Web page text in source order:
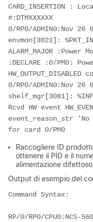
CARD_INSERTION :
#:DTMXXXXXX
0/RP0/ADMIN0:Nov 26
envmon[3021]:
ALARM_MAJOR
:DECLARE :0/PM0:
0/RP0/ADMIN0:Nov 26
shelf_mgr[3081]:
Rcvd HW event
event_reason_str
for card 0/PM0
Raccogliere ID
ottenere il PID e il
alimentazione
Output di esempio del
Command Syntax:
RP/0/RP0/